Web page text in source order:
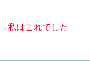
→私はこれでした